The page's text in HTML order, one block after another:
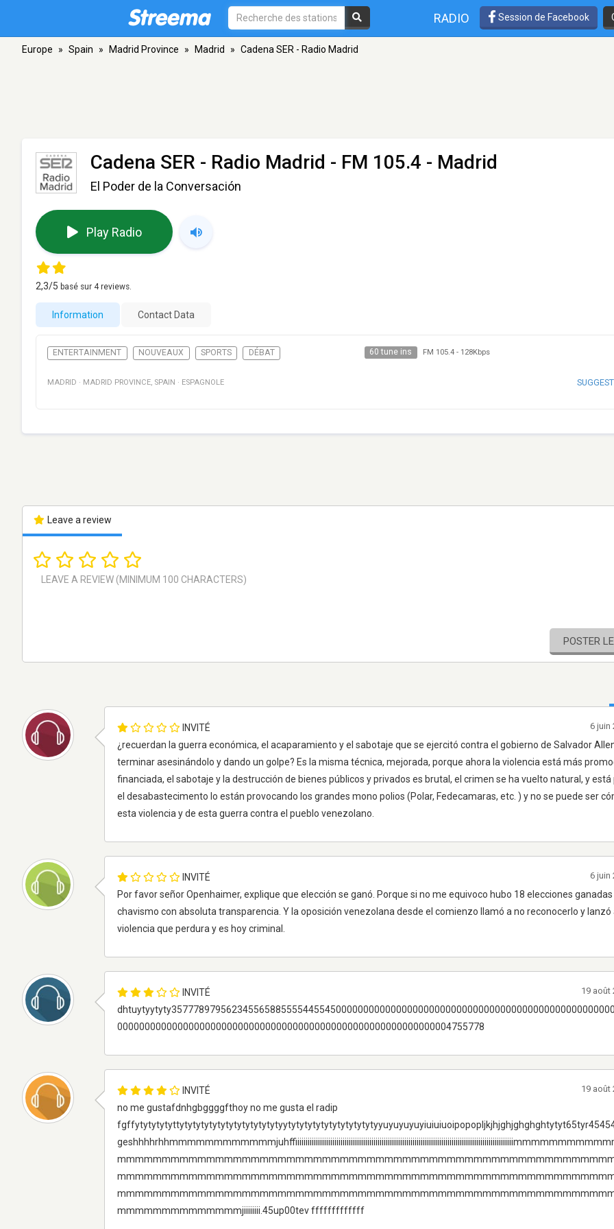
RADIO Session de Facebook
Europe » Spain » Madrid Province » Madrid » Cadena SER - Radio Madrid
Cadena SER - Radio Madrid - FM 105.4 - Madrid
El Poder de la Conversación
Play Radio
2,3/5 basé sur 4reviews.
Information Contact Data
ENTERTAINMENT NOUVEAUX SPORTS DÉBAT 60 tune ins FM 105.4- 128Kbps
MADRID · MADRID PROVINCE, SPAIN · ESPAGNOLE
Leave a review
POSTER
INVITÉ
¿recuerdan la guerra económica, el acaparamiento y el sabotaje que se ejercitó contra el gobierno de Salvador
terminar asesinándolo y dando un golpe? Es la misma técnica, mejorada, porque ahora la violencia está más
financiada, el sabotaje y la destrucción de bienes públicos y privados es brutal, el crimen se ha vuelto natural, y está
el desabastecimento lo están provocando los grandes mono polios (Polar, Fedecamaras, etc. ) y no se puede ser
esta violencia y de esta guerra contra el pueblo venezolano.
6 juin
INVITÉ
Por favor señor Openhaimer, explique que elección se ganó. Porque si no me equivoco hubo 18 elecciones ganadas
chavismo con absoluta transparencia. Y la oposición venezolana desde el comienzo llamó a no reconocerlo y lanzó
violencia que perdura y es hoy criminal.
6 juin
INVITÉ
0000000000000000000000000000000000000000000000000000000000004755778
19 août
INVITÉ
no me gustafdnhgbggggfthoy no me gusta el radip
mmmmmmmmmmmmmmjiiiiiiii.45up00tev fffffffffffff
19 août